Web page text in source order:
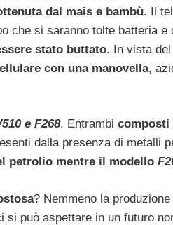
dal mais e bambù. Il
che si saranno tolte batteria
stato buttato. In vista
con una manovella,
e F268. Entrambi composti
dalla presenza di metalli
petrolio mentre il modello
? Nemmeno la
può aspettare in un futuro